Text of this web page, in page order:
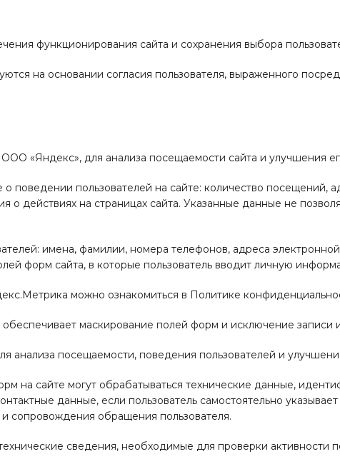
функционирования сайта и сохранения выбора
на основании согласия пользователя, выраженного
«Яндекс», для анализа посещаемости сайта и улучшения
поведении пользователей на сайте: количество посещений,
о действиях на страницах сайта. Указанные данные не
имена, фамилии, номера телефонов, адреса
форм сайта, в которые пользователь вводит личную
можно ознакомиться в Политике
маскирование полей форм и исключение записи
анализа посещаемости, поведения пользователей и
на сайте могут обрабатываться технические данные,
данные, если пользователь самостоятельно
сопровождения обращения пользователя.
сведения, необходимые для проверки активности